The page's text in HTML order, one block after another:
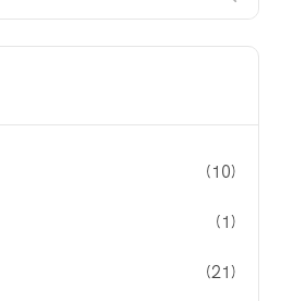
(10)
(1)
(21)